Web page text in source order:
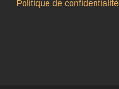
Politique de confidentialité